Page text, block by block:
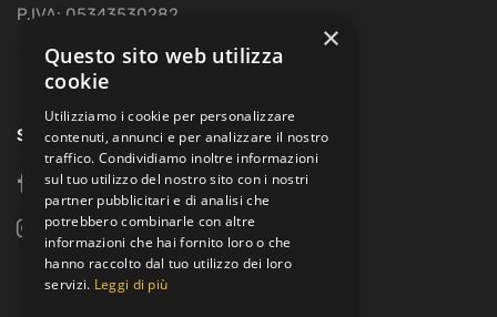
P.IVA: 05343530282
SOCIAL
facebook
instagram
×
Questo sito web utilizza
cookie
Utilizziamo i cookie per personalizzare
contenuti, annunci e per analizzare il nostro
traffico. Condividiamo inoltre informazioni
sul tuo utilizzo del nostro sito con i nostri
partner pubblicitari e di analisi che
potrebbero combinarle con altre
informazioni che hai fornito loro o che
hanno raccolto dal tuo utilizzo dei loro
servizi. Leggi di più